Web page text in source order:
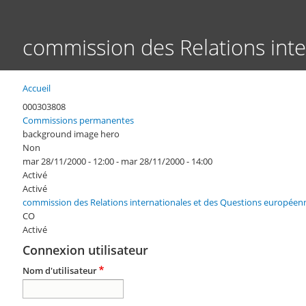
commission des Relations
Fil
d'Ariane
Accueil
000303808
Commissions permanentes
background image hero
Non
mar 28/11/2000 - 12:00- mar 28/11/2000 - 14:00
Activé
Activé
commission des Relations internationales et des Questions
CO
Activé
Connexion utilisateur
Nom d'utilisateur